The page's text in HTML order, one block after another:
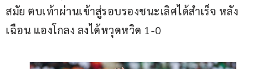
สมัย ตบเท้าผ่านเข้าสู่รอบรองชนะเลิศได้สำเร็จ หลัง
เฉือน แองโกลง ลงได้หวุดหวิด 1-0